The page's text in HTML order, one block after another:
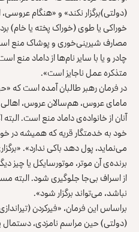
(دولتی)برگزار نکند» و «هنگام
خوراکی یا طوی (خوراک پخته یا
مصارف شیرینی‌خوری و پوشاک منع
چادر و یا با سایر نام‌ها از داماد
متذکره عمل ناجایز است».
در فرمان رهبر طالبان آمده است که
مامای عروس، هم‌سالان عروس، اهالی
آنان از خانواده‌ی داماد منع است.
خود به خدمتگار قریه که همیشه در
می‌نماید، پول دهد باکی ندارد».
برنده‌ی آن موتر، موتورسایکل یا چیز
از اسراف بی‌جا جلوگیری شود. البته
نباشد، می‌تواند برگزار شود».
براساس این فرمان، «فیرکردن
(دولتی) حین مراسم نامزدی،